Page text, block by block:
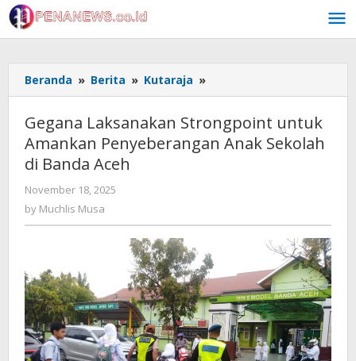
Skip
to
content
Beranda » Berita » Kutaraja »
Laksanakan
untuk
Amankan
Banda
Gegana Laksanakan Strongpoint untuk
Amankan Penyeberangan Anak Sekolah
di Banda Aceh
November 18, 2025
by Muchlis Musa